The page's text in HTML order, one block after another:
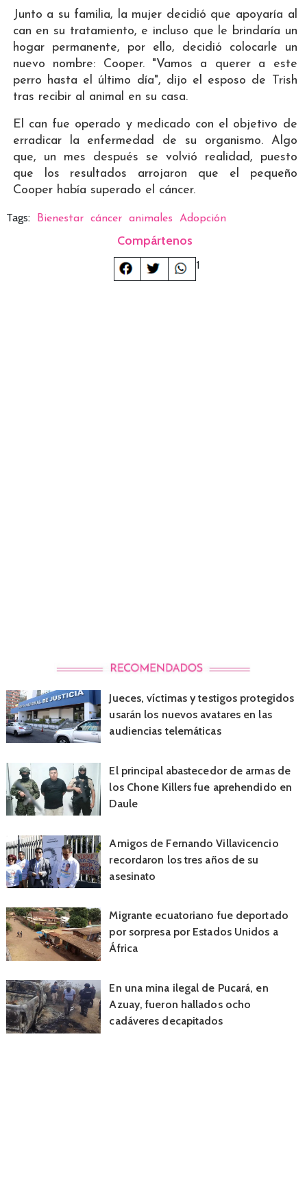
Junto a su familia, la mujer decidió que apoyaría al
can en su tratamiento, e incluso que le brindaría un
hogar permanente, por ello, decidió colocarle un
nuevo nombre: Cooper. "Vamos a querer a este
perro hasta el último día", dijo el esposo de Trish
tras recibir al animal en su casa.
El can fue operado y medicado con el objetivo de
erradicar la enfermedad de su organismo. Algo
que, un mes después se volvió realidad, puesto
que los resultados arrojaron que el pequeño
Cooper había superado el cáncer.
Tags: Bienestar cáncer animales Adopción
Compártenos
1
Jueces, víctimas y testigos protegidos
usarán los nuevos avatares en las
audiencias telemáticas
El principal abastecedor de armas de
los Chone Killers fue aprehendido en
Daule
Amigos de Fernando Villavicencio
recordaron los tres años de su
asesinato
Migrante ecuatoriano fue deportado
por sorpresa por Estados Unidos a
África
En una mina ilegal de Pucará, en
Azuay, fueron hallados ocho
cadáveres decapitados